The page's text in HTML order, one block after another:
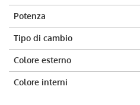
Potenza
Tipo di cambio
Colore esterno
Colore interni